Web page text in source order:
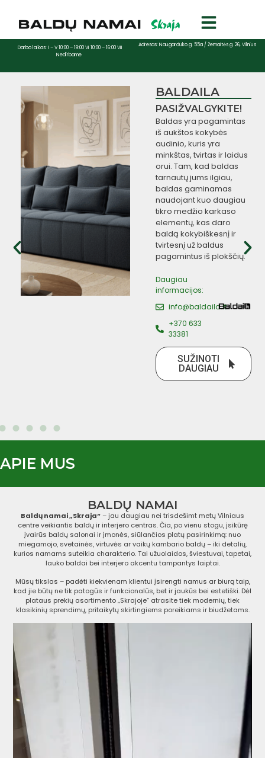
Darbo laikas: I – V 10:00 – 19:00 VI 10:00 – 16:00 VII
Nedirbame
Adresas: Naugarduko g. 55a / Žemaitės g. 26, Vilnius
BALSITA
KAMPINĖ SOFA-
LOVA
funkcionali kampinė
sofa, sukurta mažoms
erdvėms. Nedidelis
kampas, modernus
dizainas ir patogi
miegama funkcija
leidžia suderinti stilių ir
praktiškumą viename
balde.
Daugiau
informacijos:
+37061113292
DAUGIAU
APIE MUS
BALDŲ NAMAI
Baldų namai „Skraja“– jau daugiau nei trisdešimt metų Vilniaus
centre veikiantis baldų ir interjero centras. Čia, po vienu stogu, įsikūrę
įvairūs baldų salonai ir įmonės, siūlančios platų pasirinkimą: nuo
miegamojo, svetainės, virtuvės ar vaikų kambario baldų – iki detalių,
kurios namams suteikia charakterio. Tai užuolaidos, šviestuvai, tapetai,
lauko baldai bei interjero akcentu tampantys laiptai.
Mūsų tikslas – padėti kiekvienam klientui įsirengti namus ar biurą taip,
kad jie būtų ne tik patogūs ir funkcionalūs, bet ir jaukūs bei estetiški. Dėl
plataus prekių asortimento „Skrajoje“ atrasite tiek modernių, tiek
klasikinių sprendimų, pritaikytų skirtingiems poreikiams ir biudžetams.